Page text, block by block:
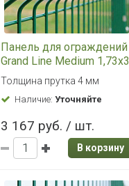
Панель для ограждений
Grand Line Medium 1,73x3
RAL 6005 (зеленый)
Толщина прутка 4 мм
Наличие:Уточняйте
3 167 руб. / шт.
В корзину